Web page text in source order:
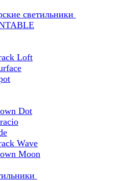
светильники
Loft
Dot
Wave
Moon